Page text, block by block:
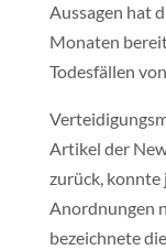
Aussagen hat
Monaten
Todesfällen
Artikel der
zurück, konnte
Anordnungen
bezeichnete